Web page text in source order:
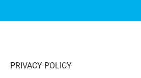
PRIVACY POLICY